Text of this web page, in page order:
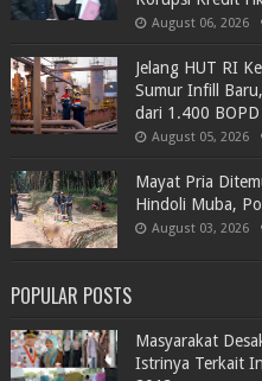
August 06, 2026
Jelang HUT RI
Sumur Infill
dari 1.400 BOPD
August 05, 2026
Mayat Pria
Hindoli Muba,
August 03, 2026
POPULAR POSTS
Masyarakat
Istrinya Terkait